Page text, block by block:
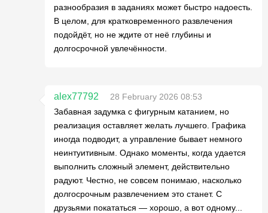
разнообразия в заданиях может быстро надоесть.
В целом, для кратковременного развлечения
подойдёт, но не ждите от неё глубины и
долгосрочной увлечённости.
alex77792
28 February 2026 08:53
Забавная задумка с фигурным катанием, но
реализация оставляет желать лучшего. Графика
иногда подводит, а управление бывает немного
неинтуитивным. Однако моменты, когда удается
выполнить сложный элемент, действительно
радуют. Честно, не совсем понимаю, насколько
долгосрочным развлечением это станет. С
друзьями покататься — хорошо, а вот одному...